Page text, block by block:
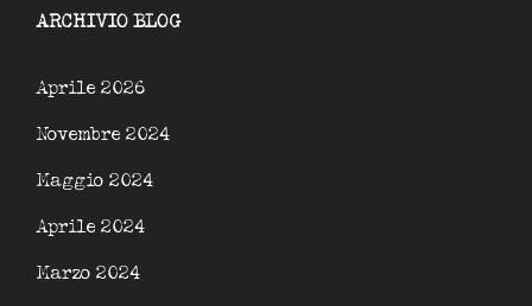
ARCHIVIO BLOG
Aprile 2026
Novembre 2024
Maggio 2024
Aprile 2024
Marzo 2024